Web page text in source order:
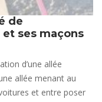
de
ses maçons
d’une allée
allée menant au
et entre poser